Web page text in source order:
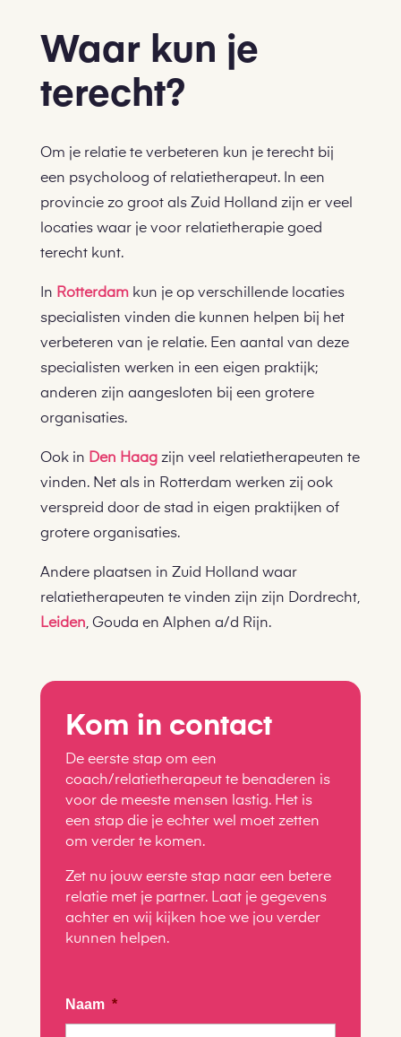
Waar kun je
terecht?
Om je relatie te verbeteren kun je terecht bij
een psycholoog of relatietherapeut. In een
provincie zo groot als Zuid Holland zijn er veel
locaties waar je voor relatietherapie goed
terecht kunt.
In Rotterdamkun je op verschillende locaties
specialisten vinden die kunnen helpen bij het
verbeteren van je relatie. Een aantal van deze
specialisten werken in een eigen praktijk;
anderen zijn aangesloten bij een grotere
organisaties.
Ook in Den Haagzijn veel relatietherapeuten te
vinden. Net als in Rotterdam werken zij ook
verspreid door de stad in eigen praktijken of
grotere organisaties.
Andere plaatsen in Zuid Holland waar
relatietherapeuten te vinden zijn zijn Dordrecht,
Leiden, Gouda en Alphen a/d Rijn.
Kom in contact
De eerste stap om een
coach/relatietherapeut te benaderen is
voor de meeste mensen lastig. Het is
een stap die je echter wel moet zetten
om verder te komen.
Zet nu jouw eerste stap naar een betere
relatie met je partner. Laat je gegevens
achter en wij kijken hoe we jou verder
kunnen helpen.
Naam *